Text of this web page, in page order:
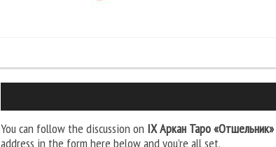
You can follow the discussion on IX Аркан Таро «Отшельник»
address in the form here below and you’re all set.